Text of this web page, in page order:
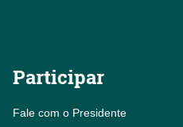
Participar
Fale com o Presidente